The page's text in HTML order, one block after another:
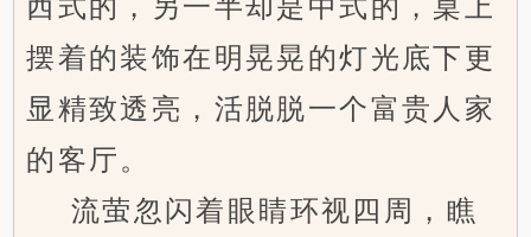
西式的，另一半却是中式的，桌上
摆着的装饰在明晃晃的灯光底下更
显精致透亮，活脱脱一个富贵人家
的客厅。
流萤忽闪着眼睛环视四周，瞧